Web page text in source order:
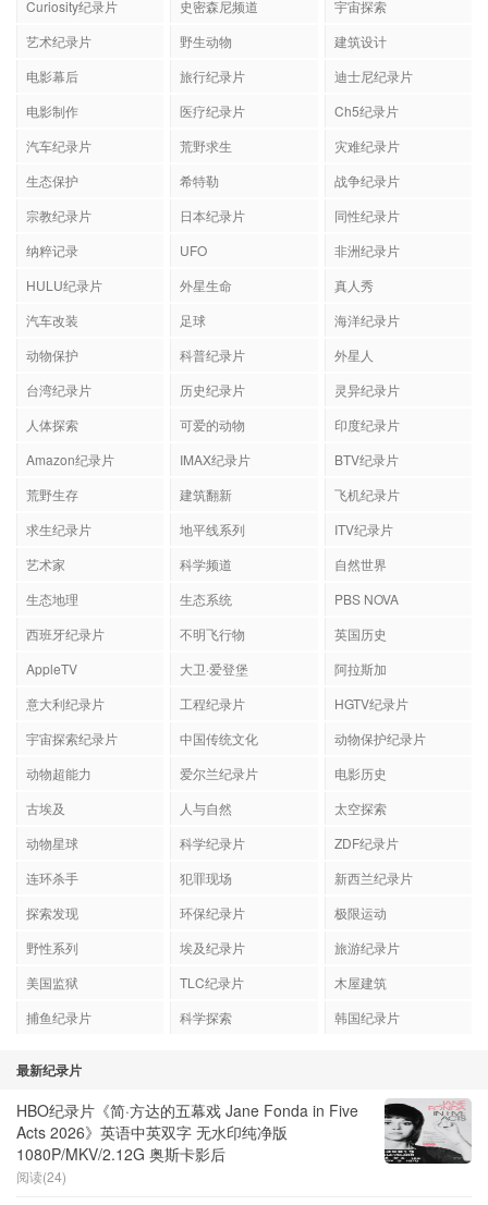
Curiosity纪录片 史密森尼频道
宇宙探索
艺术纪录片
野生动物
建筑设计
电影幕后
旅行纪录片
迪士尼纪录片
电影制作
医疗纪录片
Ch5纪录片
汽车纪录片
荒野求生
灾难纪录片
生态保护
希特勒
战争纪录片
宗教纪录片
日本纪录片
同性纪录片
纳粹记录
UFO
非洲纪录片
HULU纪录片
外星生命
真人秀
汽车改装
足球
海洋纪录片
动物保护
科普纪录片
外星人
台湾纪录片
历史纪录片
灵异纪录片
人体探索
可爱的动物
印度纪录片
Amazon纪录片
IMAX纪录片
BTV纪录片
荒野生存
建筑翻新
飞机纪录片
求生纪录片
地平线系列
ITV纪录片
艺术家
科学频道
自然世界
生态地理
生态系统
PBS NOVA
西班牙纪录片
不明飞行物
英国历史
AppleTV
大卫·爱登堡
阿拉斯加
意大利纪录片
工程纪录片
HGTV纪录片
宇宙探索纪录片
中国传统文化
动物保护纪录片
动物超能力
爱尔兰纪录片
电影历史
古埃及
人与自然
太空探索
动物星球
科学纪录片
ZDF纪录片
连环杀手
犯罪现场
新西兰纪录片
探索发现
环保纪录片
极限运动
野性系列
埃及纪录片
旅游纪录片
美国监狱
TLC纪录片
木屋建筑
捕鱼纪录片
科学探索 韩国纪录片
最新纪录片
HBO纪录片《简·方达的五幕戏 Jane Fonda in Five
Acts 2026》英语中英双字 无水印纯净版
1080P/MKV/2.12G 奥斯卡影后
阅读(24)